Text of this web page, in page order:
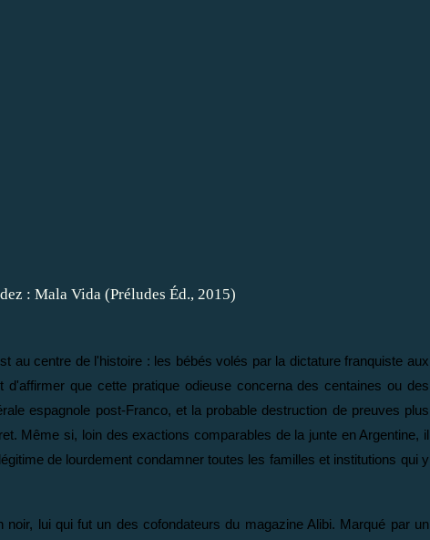
au centre de l'histoire : les bébés volés par la dictature franquiste aux
que cette pratique odieuse concerna des centaines ou des
espagnole post-Franco, et la probable destruction de preuves plus
Même si, loin des exactions comparables de la junte en Argentine, il
de lourdement condamner toutes les familles et institutions qui y
lui qui fut un des cofondateurs du magazine Alibi. Marqué par un